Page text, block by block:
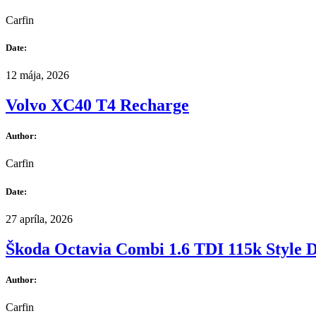
Carfin
Date:
12 mája, 2026
Volvo XC40 T4 Recharge
Author:
Carfin
Date:
27 apríla, 2026
Škoda Octavia Combi 1.6 TDI 115k Style
Author:
Carfin